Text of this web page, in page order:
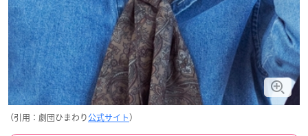
（引用：劇団ひまわり公式サイト）